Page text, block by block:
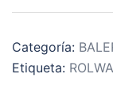
RODAMIENTO
INTERIOR
CILÍNDRICO
Categoría:
Etiqueta: